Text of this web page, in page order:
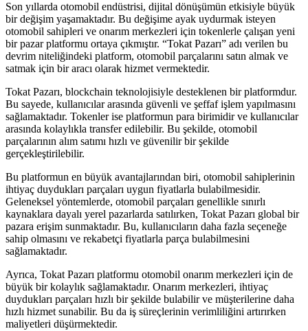
Son yıllarda otomobil endüstrisi, dijital dönüşümün etkisiyle büyük
bir değişim yaşamaktadır. Bu değişime ayak uydurmak isteyen
otomobil sahipleri ve onarım merkezleri için tokenlerle çalışan yeni
bir pazar platformu ortaya çıkmıştır. “Tokat Pazarı” adı verilen bu
devrim niteliğindeki platform, otomobil parçalarını satın almak ve
satmak için bir aracı olarak hizmet vermektedir.
Tokat Pazarı, blockchain teknolojisiyle desteklenen bir platformdur.
Bu sayede, kullanıcılar arasında güvenli ve şeffaf işlem yapılmasını
sağlamaktadır. Tokenler ise platformun para birimidir ve kullanıcılar
arasında kolaylıkla transfer edilebilir. Bu şekilde, otomobil
parçalarının alım satımı hızlı ve güvenilir bir şekilde
gerçekleştirilebilir.
Bu platformun en büyük avantajlarından biri, otomobil sahiplerinin
ihtiyaç duydukları parçaları uygun fiyatlarla bulabilmesidir.
Geleneksel yöntemlerde, otomobil parçaları genellikle sınırlı
kaynaklara dayalı yerel pazarlarda satılırken, Tokat Pazarı global bir
pazara erişim sunmaktadır. Bu, kullanıcıların daha fazla seçeneğe
sahip olmasını ve rekabetçi fiyatlarla parça bulabilmesini
sağlamaktadır.
Ayrıca, Tokat Pazarı platformu otomobil onarım merkezleri için de
büyük bir kolaylık sağlamaktadır. Onarım merkezleri, ihtiyaç
duydukları parçaları hızlı bir şekilde bulabilir ve müşterilerine daha
hızlı hizmet sunabilir. Bu da iş süreçlerinin verimliliğini artırırken
maliyetleri düşürmektedir.